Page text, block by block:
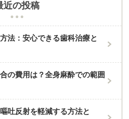
近の投稿
法：安心できる歯科治療と
の費用は？全身麻酔での範囲
吐反射を軽減する方法と